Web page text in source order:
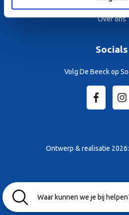
Zwemles
Over ons
Socials
Volg De Beeck op
Ontwerp & realisatie 2026: